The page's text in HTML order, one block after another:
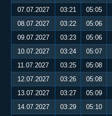
07.07.2027
03:21 05:05
08.07.2027
03:22 05:06
09.07.2027
03:23 05:06
10.07.2027
03:24 05:07
11.07.2027
03:25 05:08
12.07.2027
03:26 05:08
13.07.2027
03:27 05:09
14.07.2027
03:29 05:10